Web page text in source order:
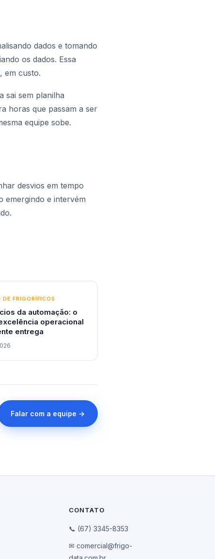
dados e tomando
os dados. Essa
em custo.
sai sem planilha
horas que passam a ser
equipe sobe.
desvios em tempo
emergindo e intervém
DE FRIGORÍFICOS
da automação: o
operacional
entrega
Falar com a equipe →
CONTATO
📞 (67) 3345-8353
✉ comercial@frigo-